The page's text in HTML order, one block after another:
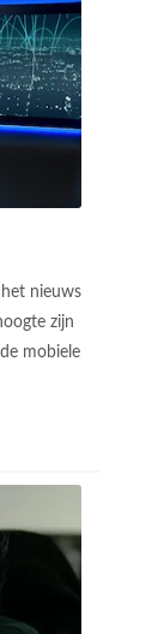
het nieuws
zijn
mobiele